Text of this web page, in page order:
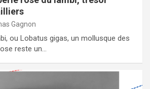
Gagnon
ou Lobatus gigas, un mollusque des
reste un…